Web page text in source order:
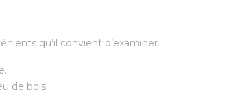
qu’il convient d’examiner.
de bois.